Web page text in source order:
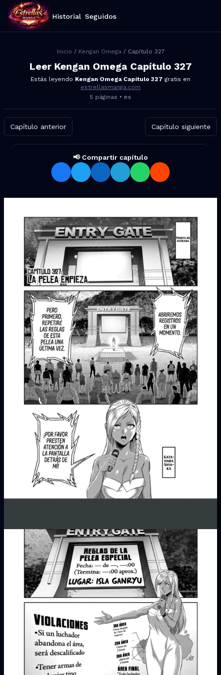
Historial Seguidos
Inicio / Kengan Omega/ Capítulo 327
Leer Kengan OmegaCapítulo 327
Estás leyendo Kengan Omega Capítulo 327 gratis en
estrellasmanga.com
5 páginas • es
Capítulo anterior Capítulo siguiente
📢 Compartir capítuloCompartir Kengan Omega